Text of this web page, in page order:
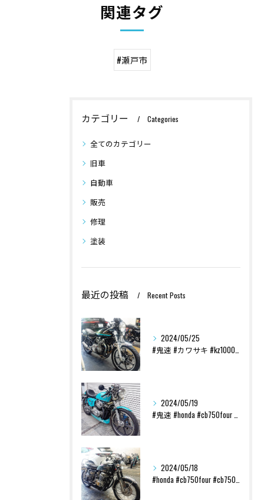
関連タグ
#瀬戸市
カテゴリー Categories
全てのカテゴリー
旧車
自動車
販売
修理
塗装
最近の投稿 Recent Posts
2024/05/25
#鬼速 #カワサキ #kz1000 #70s #custom...
2024/05/19
#鬼速 #honda #cb750four #cb750k ...
2024/05/18
#honda #cb750four #cb750k #レスト...